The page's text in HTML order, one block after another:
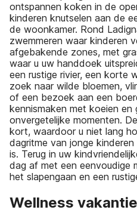
ontspannen koken in de
kinderen knutselen aan de
de woonkamer. Rond
zwemmeren waar kinderen
afgebakende zones, met
waar u uw handdoek
een rustige rivier, een korte
zoek naar wilde bloemen,
of een bezoek aan een
kennismaken met koeien
onvergetelijke momenten.
kort, waardoor u niet lang
dagritme van jonge
is. Terug in uw
dag af met een eenvoudige
het slapengaan en een
Wellness